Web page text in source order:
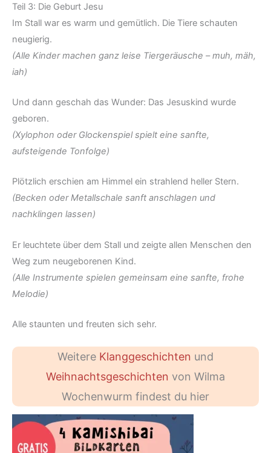
Teil 3: Die Geburt Jesu
Im Stall war es warm und gemütlich. Die Tiere schauten
neugierig.
(Alle Kinder machen ganz leise Tiergeräusche – muh, mäh,
iah)
Und dann geschah das Wunder: Das Jesuskind wurde
geboren.
(Xylophon oder Glockenspiel spielt eine sanfte,
aufsteigende Tonfolge)
Plötzlich erschien am Himmel ein strahlend heller Stern.
(Becken oder Metallschale sanft anschlagen und
nachklingen lassen)
Er leuchtete über dem Stall und zeigte allen Menschen den
Weg zum neugeborenen Kind.
(Alle Instrumente spielen gemeinsam eine sanfte, frohe
Melodie)
Alle staunten und freuten sich sehr.
Weitere Klanggeschichten und
Weihnachtsgeschichten von Wilma
Wochenwurm findest du hier